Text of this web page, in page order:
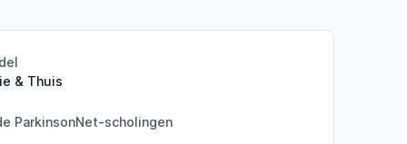
& Thuis
ParkinsonNet-scholingen